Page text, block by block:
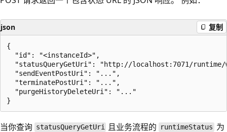
json 复制
{
  "id": "<instanceId>",
"statusQueryGetUri": "http://localhost:7071/
  "sendEventPostUri": "...",
  "terminatePostUri": "...",
  "purgeHistoryDeleteUri": "..."
当你查询 statusQueryGetUri 且业务流程的 runtimeStatus 为